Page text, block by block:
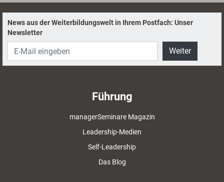
News aus der Weiterbildungswelt in Ihrem Postfach: Unser
Newsletter
Weiter
Führung
managerSeminare Magazin
Leadership-Medien
Self-Leadership
Das Blog